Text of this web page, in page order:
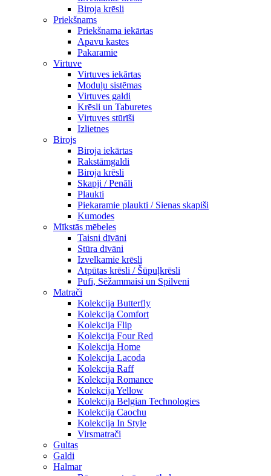
Biroja krēsli
Priekšnams
Priekšnama iekārtas
Apavu kastes
Pakaramie
Virtuve
Virtuves iekārtas
Moduļu sistēmas
Virtuves galdi
Krēsli un Taburetes
Virtuves stūrīši
Izlietnes
Birojs
Biroja iekārtas
Rakstāmgaldi
Biroja krēsli
Skapji / Penāli
Plaukti
Piekaramie plaukti / Sienas skapiši
Kumodes
Mīkstās mēbeles
Taisni dīvāni
Stūra dīvāni
Izvelkamie krēsli
Atpūtas krēsli / Šūpuļkrēsli
Pufi, Sēžammaisi un Spilveni
Matrači
Kolekcija Butterfly
Kolekcija Comfort
Kolekcija Flip
Kolekcija Four Red
Kolekcija Home
Kolekcija Lacoda
Kolekcija Raff
Kolekcija Romance
Kolekcija Yellow
Kolekcija Belgian Technologies
Kolekcija Caochu
Kolekcija In Style
Virsmatrači
Gultas
Galdi
Halmar